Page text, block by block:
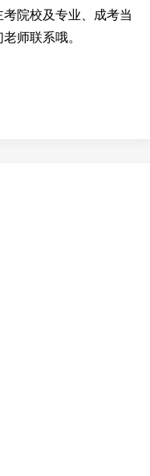
院校及专业、成考当
师联系哦。